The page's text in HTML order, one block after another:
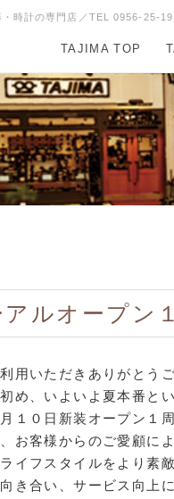
・時計の専門店／TEL 0956-25-
TAJIMA TOP
アルオープン
用いただきありがとう
め、いよいよ夏本番と
１０日新装オープン１
お客様からのご愛顧に
イフスタイルをより素
き合い、サービス向上